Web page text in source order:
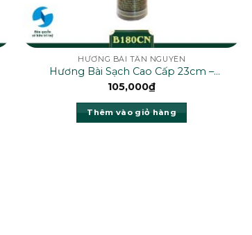
HƯƠNG BÀI TÂN NGUYÊN
Hương Bài Sạch Cao Cấp 23cm –
B180CN
105,000₫
Thêm vào giỏ hàng